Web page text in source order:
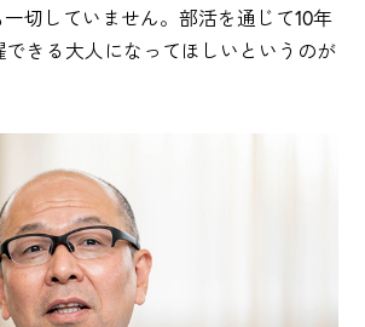
切していません。部活を通じて10年
きる大人になってほしいというのが